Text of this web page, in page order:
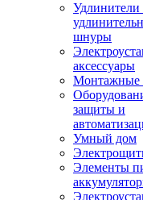
Удлинители
шнуры
аксессуары
Монтажные
защиты и
Умный дом
Элементы